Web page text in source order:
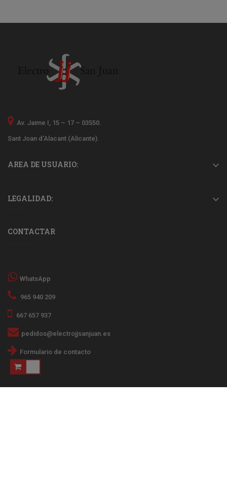
Av. Jaime I, 15 – 17 – 03550.
Sant Joan d’Alacant (Alicante).
AREA DE USUARIO: 
LEGALIDAD: 
CONTACTAR
WhatsApp
965 940 209
667 657 937
pedidos@electrojjsanjuan.es
Formulario de contacto